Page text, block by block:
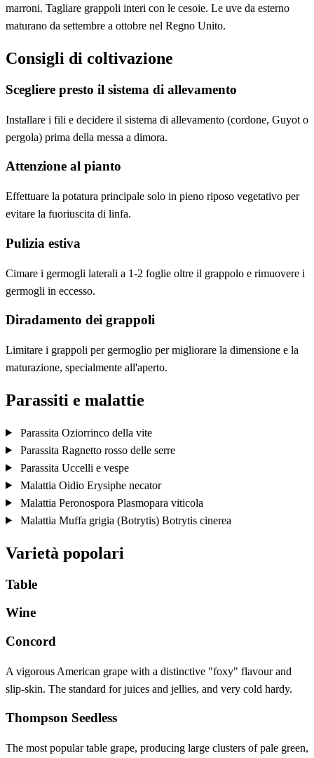
marroni. Tagliare grappoli interi con le cesoie. Le uve da esterno
maturano da settembre a ottobre nel Regno Unito.
Consigli di coltivazione
Scegliere presto il sistema di allevamento
Installare i fili e decidere il sistema di allevamento (cordone, Guyot o
pergola) prima della messa a dimora.
Attenzione al pianto
Effettuare la potatura principale solo in pieno riposo vegetativo per
evitare la fuoriuscita di linfa.
Pulizia estiva
Cimare i germogli laterali a 1-2 foglie oltre il grappolo e rimuovere i
germogli in eccesso.
Diradamento dei grappoli
Limitare i grappoli per germoglio per migliorare la dimensione e la
maturazione, specialmente all'aperto.
Parassiti e malattie
Parassita Oziorrinco della vite
Parassita Ragnetto rosso delle serre
Parassita Uccelli e vespe
Malattia Oidio Erysiphe necator
Malattia Peronospora Plasmopara viticola
Malattia Muffa grigia (Botrytis) Botrytis cinerea
Varietà popolari
Table
Wine
Concord
A vigorous American grape with a distinctive "foxy" flavour and
slip-skin. The standard for juices and jellies, and very cold hardy.
Thompson Seedless
The most popular table grape, producing large clusters of pale green,